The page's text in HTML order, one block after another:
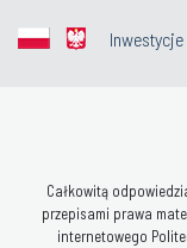
Całkowitą
przepisami prawa
internetowego